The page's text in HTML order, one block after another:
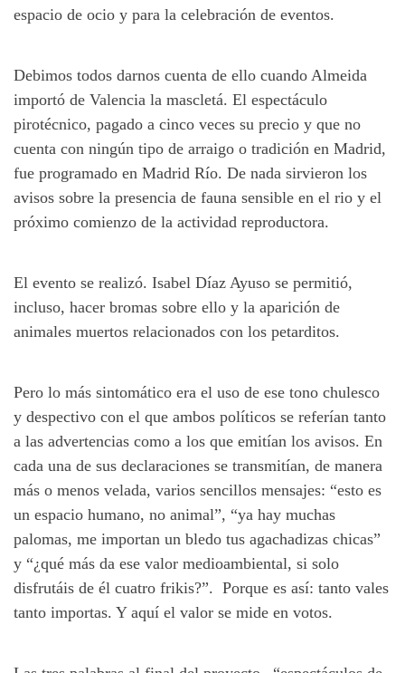
espacio de ocio y para la celebración de eventos.
Debimos todos darnos cuenta de ello cuando Almeida
importó de Valencia la mascletá. El espectáculo
pirotécnico, pagado a cinco veces su precio y que no
cuenta con ningún tipo de arraigo o tradición en Madrid,
fue programado en Madrid Río. De nada sirvieron los
avisos sobre la presencia de fauna sensible en el rio y el
próximo comienzo de la actividad reproductora.
El evento se realizó. Isabel Díaz Ayuso se permitió,
incluso, hacer bromas sobre ello y la aparición de
animales muertos relacionados con los petarditos.
Pero lo más sintomático era el uso de ese tono chulesco
y despectivo con el que ambos políticos se referían tanto
a las advertencias como a los que emitían los avisos. En
cada una de sus declaraciones se transmitían, de manera
más o menos velada, varios sencillos mensajes: “esto es
un espacio humano, no animal”, “ya hay muchas
palomas, me importan un bledo tus agachadizas chicas”
y “¿qué más da ese valor medioambiental, si solo
disfrutáis de él cuatro frikis?”. Porque es así: tanto vales
tanto importas. Y aquí el valor se mide en votos.